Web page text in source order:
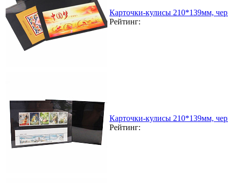
Карточки-кулисы 210*139мм,
Рейтинг:
Карточки-кулисы 210*139мм,
Рейтинг: